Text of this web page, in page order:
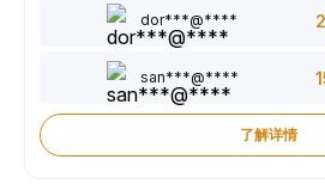
dor***@****
san***@****
了解详情